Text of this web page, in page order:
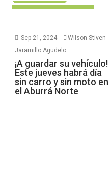
Sep 21, 2024
Wilson Stiven
Jaramillo Agudelo
¡A guardar su vehículo!
Este jueves habrá día
sin carro y sin moto en
el Aburrá Norte